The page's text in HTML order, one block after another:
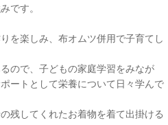
です。
を楽しみ、布オムツ併用で子育てし
ので、子どもの家庭学習をみなが
ートとして栄養について日々学んで
残してくれたお着物を着て出掛ける